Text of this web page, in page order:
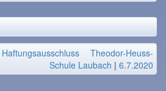
Haftungsausschluss
Theodor-Heuss-
Schule Laubach | 6.7.2020